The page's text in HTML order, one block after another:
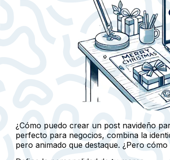
¿Cómo puedo crear un post navideño
perfecto para negocios, combina la
pero animado que destaque. ¿Pero